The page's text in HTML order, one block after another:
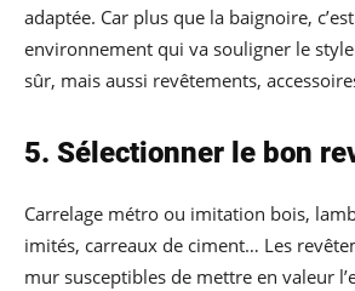
adaptée. Car plus que la baignoire,
environnement qui va souligner le
sûr, mais aussi revêtements,
5. Sélectionner le bon
Carrelage métro ou imitation bois,
imités, carreaux de ciment… Les
mur susceptibles de mettre en valeur